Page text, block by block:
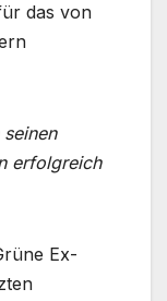
das von
erfolgreich
Ex-